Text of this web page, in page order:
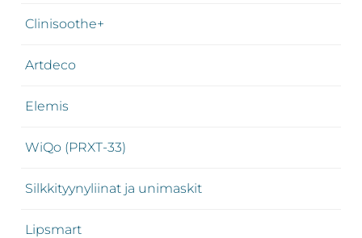
Clinisoothe+
Artdeco
Elemis
WiQo (PRXT-33)
Silkkityynyliinat ja unimaskit
Lipsmart